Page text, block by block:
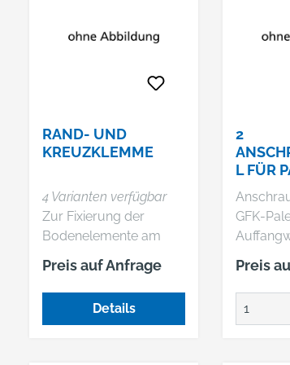
RAND- UND
KREUZKLEMME
4 Varianten verfügbar
Zur Fixierung der
Bodenelemente am
Boden (Randklemme)
und aufeinander
(Kreuzklemme).
Preis auf Anfrage
Details
2
L FÜR
CEMO
GFK-
Diese
sind
der
der Palette.
Preis